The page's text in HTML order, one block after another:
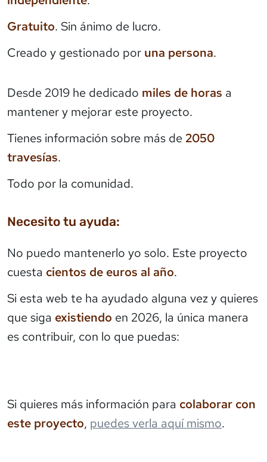
Gratuito. Sin ánimo de lucro.
Creado y gestionado por una persona.
Desde 2019 he dedicado miles de horas a
mantener y mejorar este proyecto.
Tienes información sobre más de 2050
travesías.
Todo por la comunidad.
Necesito tu ayuda:
No puedo mantenerlo yo solo. Este proyecto
cuesta cientos de euros al año.
Si esta web te ha ayudado alguna vez y quieres
que siga existiendo en 2026, la única manera
es contribuir, con lo que puedas:
Si quieres más información para colaborar con
este proyecto, puedes verla aquí mismo.